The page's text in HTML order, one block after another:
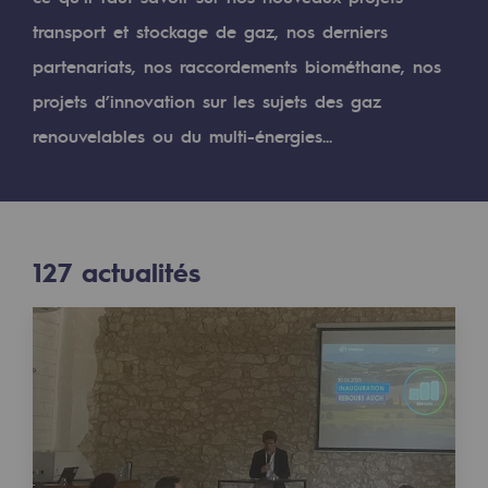
Transversalité et Collaboratif
Notre culture et nos valeurs
Une organisation certifiée
Gouvernance
Indicateurs
Publications institutionnelles
Où nous trouver
Les énergies d'avenir
transport et stockage de gaz, nos derniers
partenariats, nos raccordements biométhane, nos
projets d’innovation sur les sujets des gaz
renouvelables ou du multi-énergies...
127 actualités